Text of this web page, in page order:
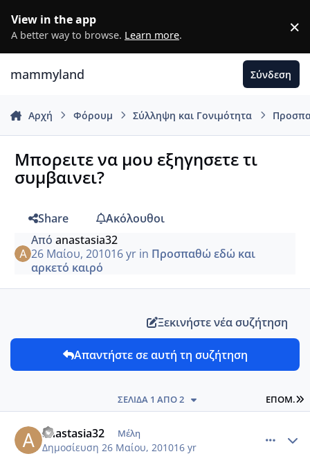
View in the app
A better way to browse. Learn more. ×
mammyland Σύνδεση
Αρχή Φόρουμ Σύλληψη και Γονιμότητα
Μπορειτε να μου εξηγησετε τι
συμβαινει?
Share
Ακόλουθοι
Από anastasia32
26 Μαίου, 201016 yrin Προσπαθώ εδώ και
αρκετό καιρό
Ξεκινήστε νέα συζήτηση
Απαντήστε σε αυτή τη συζήτηση
ΕΠΌΜ.
ΣΕΛΊΔΑ 1 ΑΠΌ 2
anastasia32 Μέλη
Δημοσίευση 26 Μαίου, 201016 yr